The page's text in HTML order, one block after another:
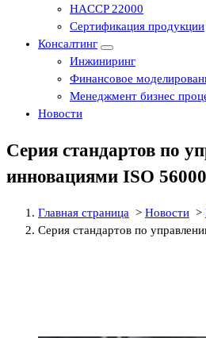
HACCP 22000
Сертификация продукции
Консалтинг
Инжиниринг
Финансовое
Менеджмент бизнес
Новости
Серия стандартов по
инновациями ISO 56000
Главная страница > Новости >
Серия стандартов по